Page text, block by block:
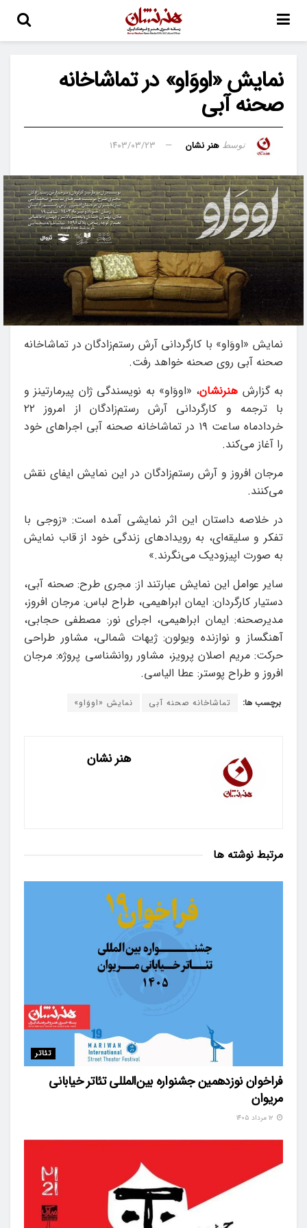
نمایش «اووَاو» در تماشاخانه
صحنه آبی
توسط هنر نشان ۱۴۰۳/۰۳/۲۳
نمایش «اووَاو» با کارگردانی آرش رستم‌زادگان در تماشاخانه
صحنه آبی روی صحنه خواهد رفت.
به گزارش هنرنشان، «اووَاو» به نویسندگی ژان پیرمارتینز و
با ترجمه و کارگردانی آرش رستم‌زادگان از امروز ۲۲
خردادماه ساعت ۱۹ در تماشاخانه صحنه آبی اجراهای خود
را آغاز می‌کند.
مرجان افروز و آرش رستم‌زادگان در این نمایش ایفای نقش
می‌کنند.
در خلاصه داستان این اثر نمایشی آمده است: «زوجی با
تفکر و سلیقه‌ای، به رویدادهای زندگی خود از قاب نمایش
به صورت اپیزودیک می‌نگرند.»
سایر عوامل این نمایش عبارتند از: مجری طرح: صحنه آبی،
دستیار کارگردان: ایمان ابراهیمی، طراح لباس: مرجان افروز،
مدیر‌صحنه: ایمان ابراهیمی، اجرای نور: مصطفی حجابی،
آهنگساز و نوازنده ویولون: ژیهات شمالی، مشاور طراحی
حرکت: مریم اصلان پرویز، مشاور روانشناسی پروژه: مرجان
افروز و طراح پوستر: عطا الیاسی.
برچسب ها: تماشاخانه صحنه آبی نمایش «اووَاو»
هنر نشان
مرتبط نوشته ها
تئاتر
فراخوان نوزدهمین جشنواره بین‌المللی تئاتر خیابانی
مریوان